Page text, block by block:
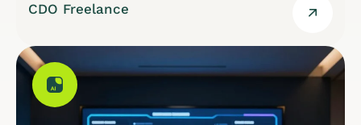
CDO Freelance